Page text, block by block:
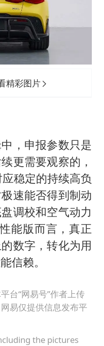
精彩图片
，申报参数只是
更需要观察的，
稳定的持续高负
速能否得到制动
调校和空气动力
能版而言，真正
数字，转化为用
信赖。
台“网易号”作者上传
易仅提供信息发布平
the pictures